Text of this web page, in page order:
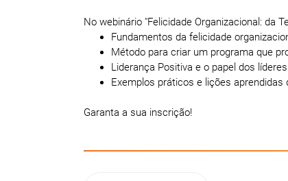
No webinário "Felicidade Organizacional: da
Fundamentos da felicidade
Método para criar um programa que
Liderança Positiva e o papel dos
Exemplos práticos e lições
Garanta a sua inscrição!